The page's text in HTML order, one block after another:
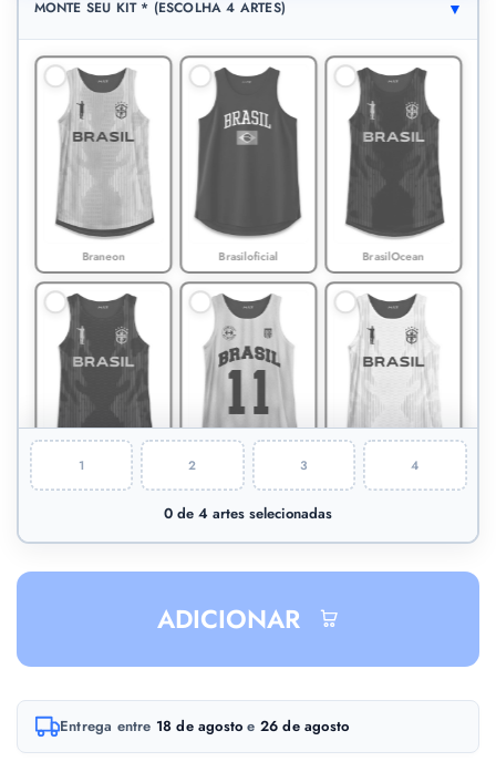
MONTE SEU KIT * (ESCOLHA 4 ARTES)
Braneon Brasiloficial BrasilOcean
Teamgold Whitebrasil
1 2 3 4
0 de 4 artes selecionadas
ADICIONAR
A
Entrega entre 18 de agosto e 26 de agosto